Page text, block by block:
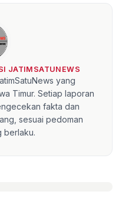
JATIMSATUNEWS
yang
Timur. Setiap laporan
fakta dan
sesuai pedoman
berlaku.